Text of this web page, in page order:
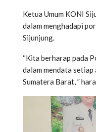
Ketua Umum KONI
dalam menghadapi
Sijunjung.
“Kita berharap pada
dalam mendata
Sumatera Barat, ”